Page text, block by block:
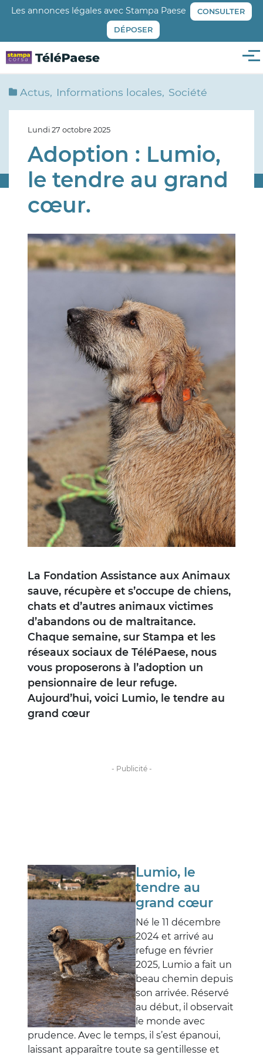
Aller
principal
Les annonces légales avec Stampa Paese CONSULTER
DÉPOSER
Actus Informations locales Société
Lundi 27 octobre 2025
Adoption : Lumio,
le tendre au grand
cœur.
Image
La Fondation Assistance aux Animaux
sauve, récupère et s’occupe de chiens,
chats et d’autres animaux victimes
d’abandons ou de maltraitance.
Chaque semaine, sur Stampa et les
réseaux sociaux de TéléPaese, nous
vous proposerons à l’adoption un
pensionnaire de leur refuge.
Aujourd’hui, voici Lumio, le tendre au
grand cœur
Lumio, le
tendre au
grand cœur
Né le 11 décembre
2024 et arrivé au
refuge en février
2025, Lumio a fait un
beau chemin depuis
son arrivée. Réservé
au début, il observait
le monde avec
prudence. Avec le temps, il s’est épanoui,
laissant apparaître toute sa gentillesse et